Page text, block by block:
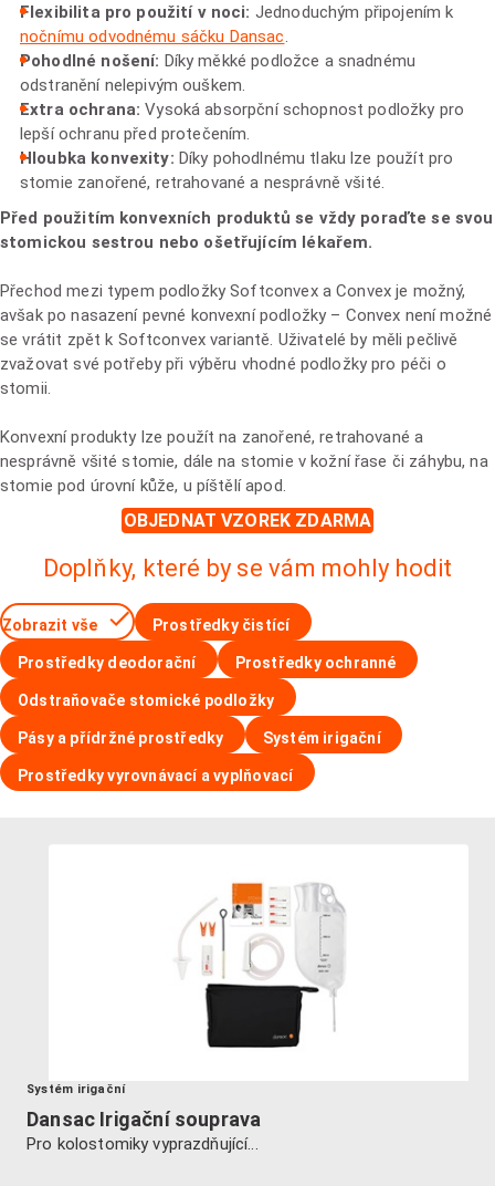
Flexibilita pro použití v noci: Jednoduchým připojením k
nočnímu odvodnému sáčku Dansac.
Pohodlné nošení: Díky měkké podložce a snadnému
odstranění nelepivým ouškem.
Extra ochrana:Vysoká absorpční schopnost podložky pro
lepší ochranu před protečením.
Hloubka konvexity: Díky pohodlnému tlaku lze použít pro
stomie zanořené, retrahované a nesprávně všité.
Před použitím konvexních produktů se vždy poraďte se svou
stomickou sestrou nebo ošetřujícím lékařem.
Přechod mezi typem podložky Softconvex a Convex je možný,
avšak po nasazení pevné konvexní podložky – Convex není možné
se vrátit zpět k Softconvex variantě. Uživatelé by měli pečlivě
zvažovat své potřeby při výběru vhodné podložky pro péči o
stomii.
Konvexní produkty lze použít na zanořené, retrahované a
nesprávně všité stomie, dále na stomie v kožní řase či záhybu, na
stomie pod úrovní kůže, u píštělí apod.
OBJEDNAT VZOREK ZDARMA
Doplňky, které by se vám mohly hodit
Zobrazit vše Prostředky čistící
Prostředky deodorační Prostředky ochranné
Odstraňovače stomické podložky
Pásy a přídržné prostředky Systém irigační
Prostředky vyrovnávací a vyplňovací
Systém irigační
Dansac Irigační souprava
Pro kolostomiky vyprazdňující...